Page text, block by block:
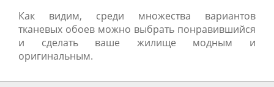
Как видим, среди множества вариантов
тканевых обоев можно выбрать понравившийся
и сделать ваше жилище модным и
оригинальным.